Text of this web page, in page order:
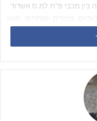
בין מכבי פ"ת למ.ס אשדוד
אחת בלבד במשחק אימון